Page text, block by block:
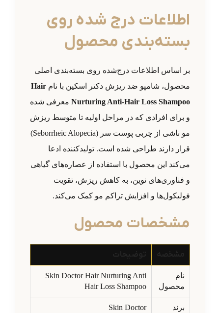
اطلاعات درج شده روی
بسته‌بندی محصول
بر اساس اطلاعات درج‌شده روی بسته‌بندی اصلی
محصول، شامپو ضد ریزش دکتر اسکین با نام Hair
Nurturing Anti-Hair Loss Shampoo معرفی شده
و برای افرادی که در مراحل اولیه تا متوسط ریزش
مو ناشی از چربی پوست سر (Seborrheic Alopecia)
قرار دارند طراحی شده است. تولیدکننده ادعا
می‌کند این محصول با استفاده از عصاره‌های گیاهی
و فناوری‌های نوین، به کاهش ریزش، تقویت
فولیکول‌ها و افزایش تراکم مو کمک می‌کند.
مشخصات محصول
نام
محصول
Skin Doctor Hair Nurturing Anti
Hair Loss Shampoo
برند Skin Doctor